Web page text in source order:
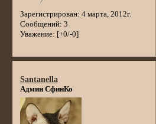
Зарегистрирован: 4 марта, 2012г.
Сообщений: 3
Уважение: [+0/-0]
Santanella
Админ СфинКо